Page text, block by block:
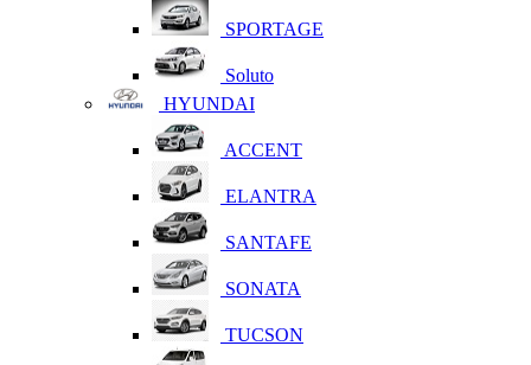
SPORTAGE
Soluto
HYUNDAI
ACCENT
ELANTRA
SANTAFE
SONATA
TUCSON